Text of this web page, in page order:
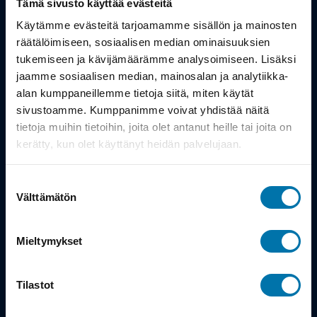
Tämä sivusto käyttää evästeitä
Käytämme evästeitä tarjoamamme sisällön ja mainosten
räätälöimiseen, sosiaalisen median ominaisuuksien
tukemiseen ja kävijämäärämme analysoimiseen. Lisäksi
jaamme sosiaalisen median, mainosalan ja analytiikka-
alan kumppaneillemme tietoja siitä, miten käytät
sivustoamme. Kumppanimme voivat yhdistää näitä
tietoja muihin tietoihin, joita olet antanut heille tai joita on
kerätty, kun olet käyttänyt heidän palvelujaan.
valinta
Välttämätön
Mieltymykset
Tilastot
Työsuhdepyörä
Info
Toimitus
Takuu ja palautukset
Maksutavat